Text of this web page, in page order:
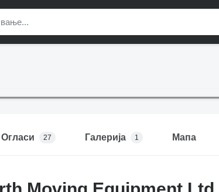
Огласи 27 Галерија 1 Мапа